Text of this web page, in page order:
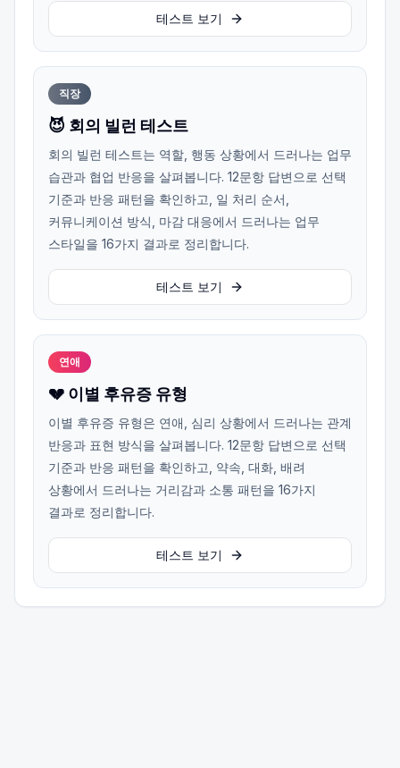
테스트 보기
직장
😈 회의 빌런 테스트
회의 빌런 테스트는 역할, 행동 상황에서 드러나는 업무
습관과 협업 반응을 살펴봅니다. 12문항 답변으로 선택
기준과 반응 패턴을 확인하고, 일 처리 순서,
커뮤니케이션 방식, 마감 대응에서 드러나는 업무
스타일을 16가지 결과로 정리합니다.
테스트 보기
연애
💔 이별 후유증 유형
이별 후유증 유형은 연애, 심리 상황에서 드러나는 관계
반응과 표현 방식을 살펴봅니다. 12문항 답변으로 선택
기준과 반응 패턴을 확인하고, 약속, 대화, 배려
상황에서 드러나는 거리감과 소통 패턴을 16가지
결과로 정리합니다.
테스트 보기